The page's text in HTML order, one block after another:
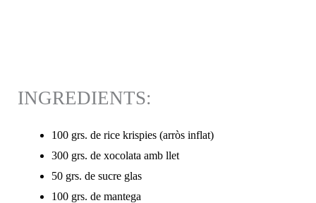
INGREDIENTS:
100 grs. de rice krispies (arròs inflat)
300 grs. de xocolata amb llet
50 grs. de sucre glas
100 grs. de mantega